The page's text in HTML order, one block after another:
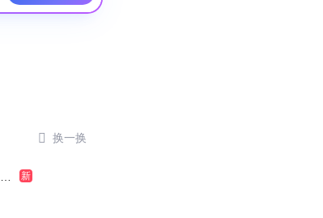
 换一换
新